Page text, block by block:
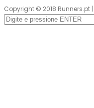
Copyright © 2018 Runners.pt |